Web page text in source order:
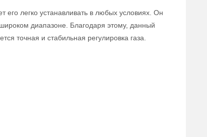
его легко устанавливать в любых условиях. Он
диапазоне. Благодаря этому, данный
точная и стабильная регулировка газа.